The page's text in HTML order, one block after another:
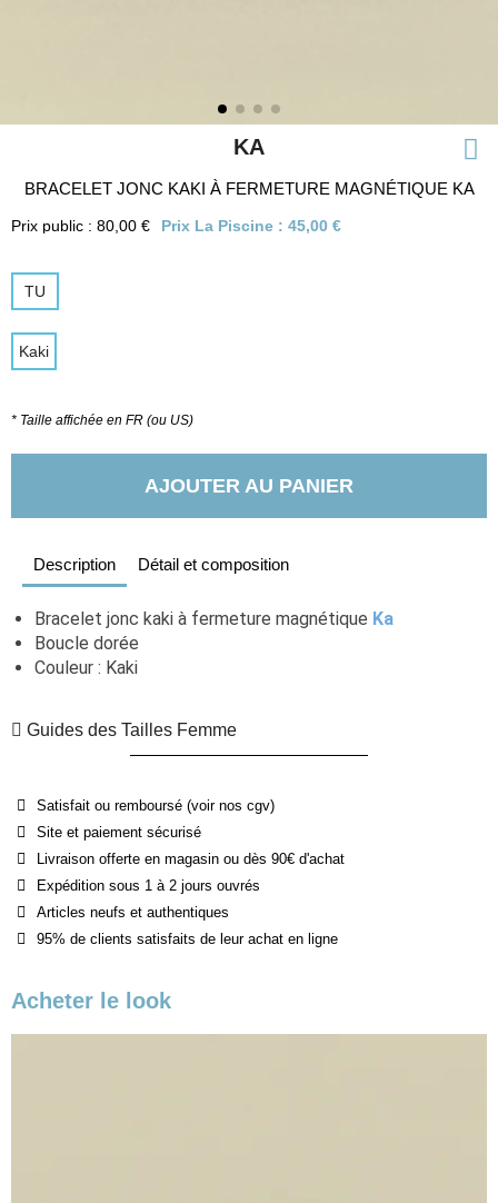
KA
BRACELET JONC KAKI À FERMETURE MAGNÉTIQUE KA
Prix public : 80,00 € Prix La Piscine : 45,00 €
TU
Kaki
* Taille affichée en FR (ou US)
AJOUTER AU PANIER
Description Détail et composition
Bracelet jonc kaki à fermeture magnétique Ka
Boucle dorée
Couleur : Kaki
Guides des Tailles Femme
Satisfait ou remboursé (voir nos cgv)
Site et paiement sécurisé
Livraison offerte en magasin ou dès 90€ d'achat
Expédition sous 1 à 2 jours ouvrés
Articles neufs et authentiques
95% de clients satisfaits de leur achat en ligne
Acheter le look